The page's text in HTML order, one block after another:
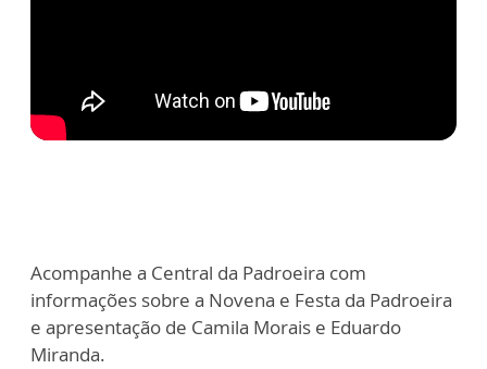
Acompanhe a Central da Padroeira com
informações sobre a Novena e Festa da Padroeira
e apresentação de Camila Morais e Eduardo
Miranda.